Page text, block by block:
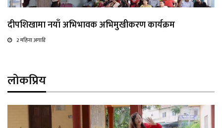
दीपशिखामा नयाँ अभिभावक अभिमुखीकरण कार्यक्रम
2 महिना अगाडि
लोकप्रिय